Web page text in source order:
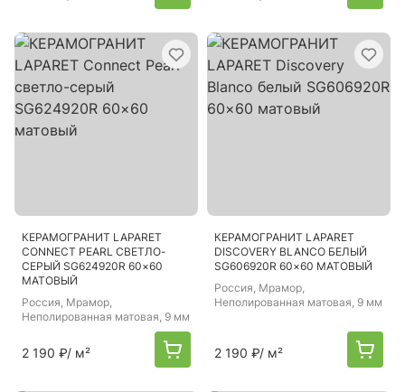
КЕРАМОГРАНИТ LAPARET
CONNECT PEARL СВЕТЛО-
СЕРЫЙ SG624920R 60×60
МАТОВЫЙ
Россия, Мрамор,
Неполированная матовая, 9 мм
2 190 ₽/ м²
КЕРАМОГРАНИТ LAPARET
DISCOVERY BLANCO БЕЛЫЙ
SG606920R 60×60 МАТОВЫЙ
Россия, Мрамор,
Неполированная матовая, 9 мм
2 190 ₽/ м²